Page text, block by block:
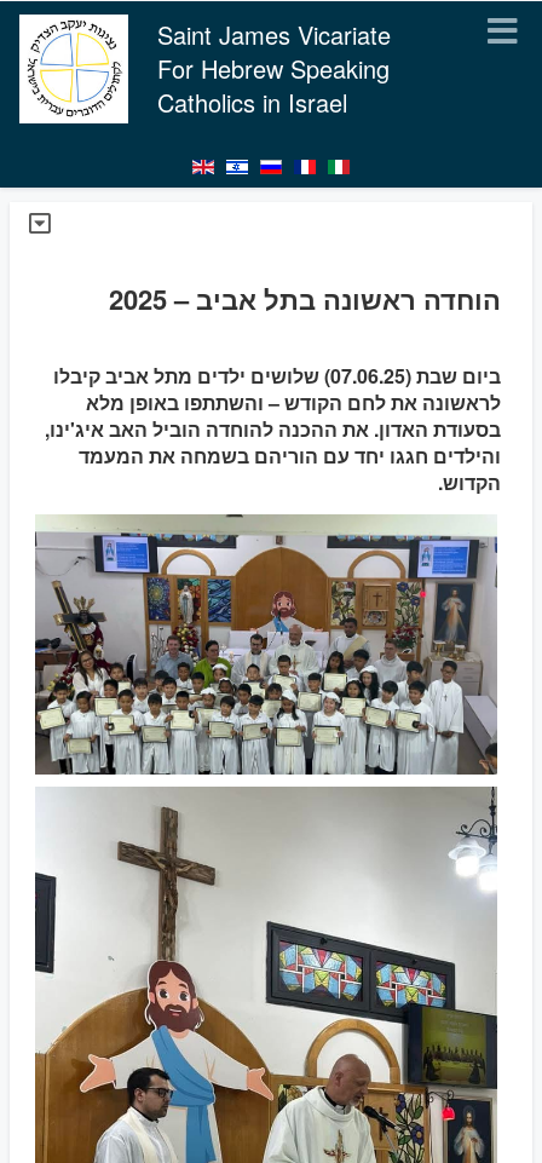
Saint James Vicariate
For Hebrew Speaking
Catholics in Israel
הוחדה ראשונה בתל אביב – 2025
ביום שבת (07.06.25) שלושים ילדים מתל אביב קיבלו
לראשונה את לחם הקודש – והשתתפו באופן מלא
בסעודת האדון. את ההכנה להוחדה הוביל האב איג'ינו,
והילדים חגגו יחד עם הוריהם בשמחה את המעמד
הקדוש.